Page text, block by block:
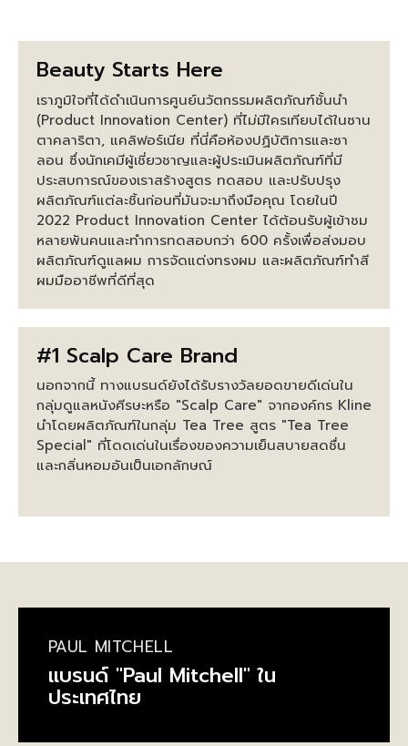
Beauty Starts Here
เราภูมิใจที่ได้ดำเนินการศูนย์นวัตกรรมผลิตภัณฑ์ชั้นนำ
(Product Innovation Center) ที่ไม่มีใครเทียบได้ในซาน
ตาคลาริตา, แคลิฟอร์เนีย ที่นี่คือห้องปฏิบัติการและซา
ลอน ซึ่งนักเคมีผู้เชี่ยวชาญและผู้ประเมินผลิตภัณฑ์ที่มี
ประสบการณ์ของเราสร้างสูตร ทดสอบ และปรับปรุง
ผลิตภัณฑ์แต่ละชิ้นก่อนที่มันจะมาถึงมือคุณ โดยในปี
2022 Product Innovation Center ได้ต้อนรับผู้เข้าชม
หลายพันคนและทำการทดสอบกว่า 600 ครั้งเพื่อส่งมอบ
ผลิตภัณฑ์ดูแลผม การจัดแต่งทรงผม และผลิตภัณฑ์ทำสี
ผมมืออาชีพที่ดีที่สุด
#1 Scalp Care Brand
นอกจากนี้ ทางแบรนด์ยังได้รับรางวัลยอดขายดีเด่นใน
กลุ่มดูแลหนังศีรษะหรือ "Scalp Care" จากองค์กร Kline
นำโดยผลิตภัณฑ์ในกลุ่ม Tea Tree สูตร "Tea Tree
Special" ที่โดดเด่นในเรื่องของความเย็นสบายสดชื่น
และกลิ่นหอมอันเป็นเอกลักษณ์
PAUL MITCHELL
แบรนด์ "Paul Mitchell" ใน
ประเทศไทย